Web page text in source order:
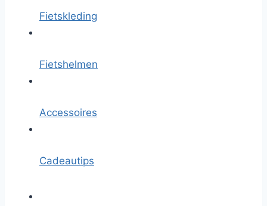
Fietskleding
Fietshelmen
Accessoires
Cadeautips